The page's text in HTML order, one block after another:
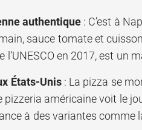
authentique: C’est à
sauce tomate et
en 2017, est un
États-Unis: La pizza se
pizzeria américaine voit le
à des variantes comme